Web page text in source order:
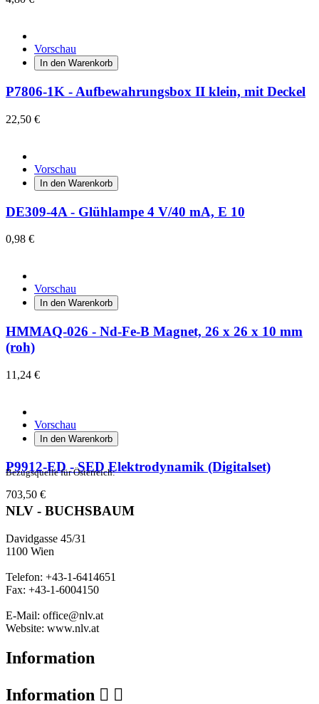
Vorschau
In den Warenkorb
P7806-1K - Aufbewahrungsbox II klein, mit Deckel
22,50 €
Vorschau
In den Warenkorb
DE309-4A - Glühlampe 4 V/40 mA, E 10
0,98 €
Vorschau
In den Warenkorb
HMMAQ-026 - Nd-Fe-B Magnet, 26 x 26 x 10 mm
(roh)
11,24 €
Vorschau
In den Warenkorb
P9912-ED - SED Elektrodynamik (Digitalset)
703,50 €
Bezugsquelle für Österreich:
NLV - BUCHSBAUM
Davidgasse 45/31
1100 Wien
Telefon: +43-1-6414651
Fax: +43-1-6004150
E-Mail: office@nlv.at
Website: www.nlv.at
Information
Information  